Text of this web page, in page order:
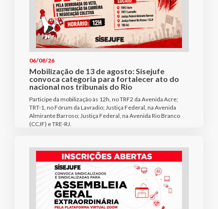
06/08/26
Mobilização de 13 de agosto: Sisejufe
convoca categoria para fortalecer ato do
nacional nos tribunais do Rio
Participe da mobilização às 12h, no TRF2 da Avenida Acre;
TRT-1, no Fórum da Lavradio; Justiça Federal, na Avenida
Almirante Barroso; Justiça Federal, na Avenida Rio Branco
(CCJF) e TRE-RJ.